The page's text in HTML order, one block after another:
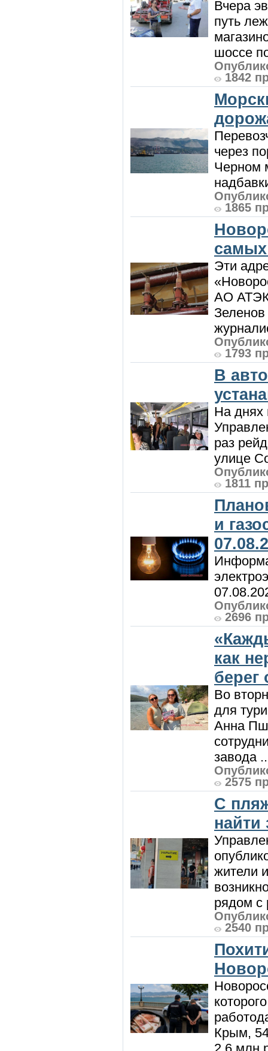
Вчера
путь
шоссе
1842
через
Черном
1865
Эти
АО АТЭК
Зеленов
1793
В
На днях
раз
улице
1811
и
2696
как
берег
Во
для
Анна
завода
2575
С
жители
рядом с
2540
Крым,